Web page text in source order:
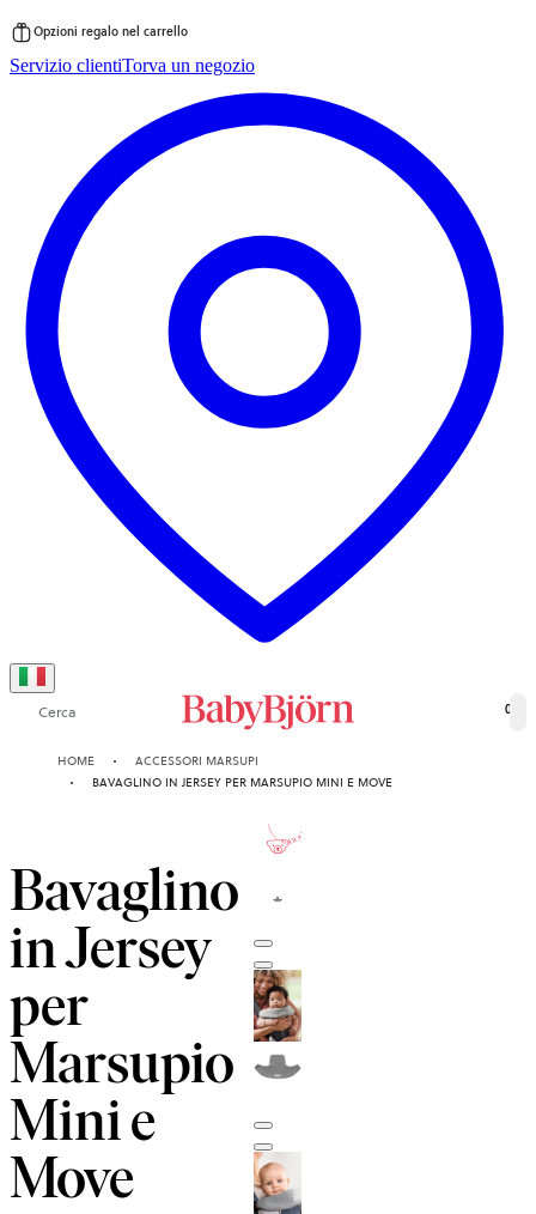
al
Opzioni regalo nel carrello
Servizio clientiTorva un negozio
Cerca 0
HOME
ACCESSORI MARSUPI
BAVAGLINO IN JERSEY PER MARSUPIO MINI E MOVE
Bavaglino
in Jersey
per
Marsupio
Mini e
Move
GARANZIA